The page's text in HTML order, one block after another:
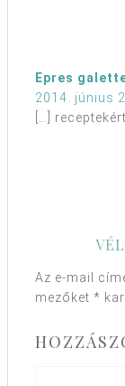
Epres
2014. június
[…]
Az e-mail
mezőket *